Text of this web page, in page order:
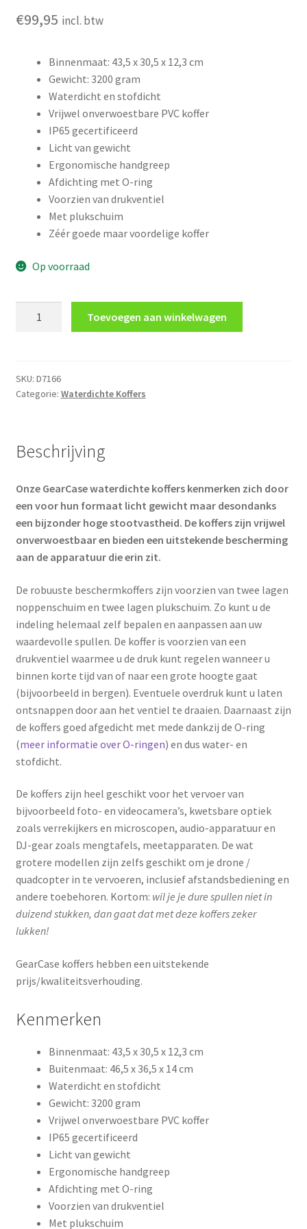
gebaseerd op
waardering
€99,95 incl. btw
Binnenmaat: 43,5 x 30,5 x 12,3 cm
Gewicht: 3200 gram
Waterdicht en stofdicht
Vrijwel onverwoestbare PVC koffer
IP65 gecertificeerd
Licht van gewicht
Ergonomische handgreep
Afdichting met O-ring
Voorzien van drukventiel
Met plukschuim
Zéér goede maar voordelige koffer
Op voorraad
aantal
Toevoegen aan winkelwagen
SKU: D7166
Categorie: Waterdichte Koffers
Beschrijving
Onze GearCase waterdichte koffers kenmerken zich door
een voor hun formaat licht gewicht maar desondanks
een bijzonder hoge stootvastheid. De koffers zijn vrijwel
onverwoestbaar en bieden een uitstekende bescherming
aan de apparatuur die erin zit.
De robuuste beschermkoffers zijn voorzien van twee lagen
noppenschuim en twee lagen plukschuim. Zo kunt u de
indeling helemaal zelf bepalen en aanpassen aan uw
waardevolle spullen. De koffer is voorzien van een
drukventiel waarmee u de druk kunt regelen wanneer u
binnen korte tijd van of naar een grote hoogte gaat
(bijvoorbeeld in bergen). Eventuele overdruk kunt u laten
ontsnappen door aan het ventiel te draaien. Daarnaast zijn
de koffers goed afgedicht met mede dankzij de O-ring
(meer informatie over O-ringen) en dus water- en
stofdicht.
De koffers zijn heel geschikt voor het vervoer van
bijvoorbeeld foto- en videocamera’s, kwetsbare optiek
zoals verrekijkers en microscopen, audio-apparatuur en
DJ-gear zoals mengtafels, meetapparaten. De wat
grotere modellen zijn zelfs geschikt om je drone /
quadcopter in te vervoeren, inclusief afstandsbediening en
andere toebehoren. Kortom: wil je je dure spullen niet in
duizend stukken, dan gaat dat met deze koffers zeker
lukken!
GearCase koffers hebben een uitstekende
prijs/kwaliteitsverhouding.
Kenmerken
Binnenmaat: 43,5 x 30,5 x 12,3 cm
Buitenmaat: 46,5 x 36,5 x 14 cm
Waterdicht en stofdicht
Gewicht: 3200 gram
Vrijwel onverwoestbare PVC koffer
IP65 gecertificeerd
Licht van gewicht
Ergonomische handgreep
Afdichting met O-ring
Voorzien van drukventiel
Met plukschuim